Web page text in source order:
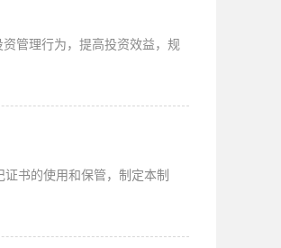
管理行为，提高投资效益，规
书的使用和保管，制定本制